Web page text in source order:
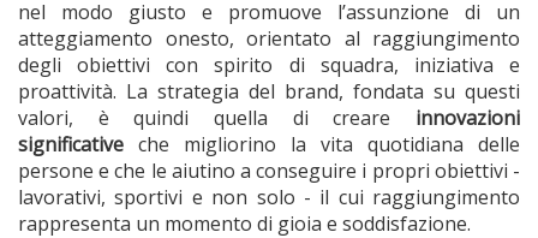
nel modo giusto e promuove l’assunzione di un
atteggiamento onesto, orientato al raggiungimento
degli obiettivi con spirito di squadra, iniziativa e
proattività. La strategia del brand, fondata su questi
valori, è quindi quella di creare innovazioni
significative che migliorino la vita quotidiana delle
persone e che le aiutino a conseguire i propri obiettivi -
lavorativi, sportivi e non solo - il cui raggiungimento
rappresenta un momento di gioia e soddisfazione.